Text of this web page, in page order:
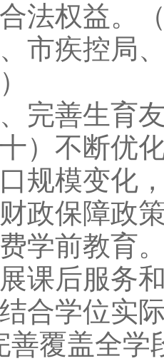
法权益。
市疾控局
善生育友
不断优化
规模变化
政保障政
学前教育
课后服务
合学位实
善覆盖全